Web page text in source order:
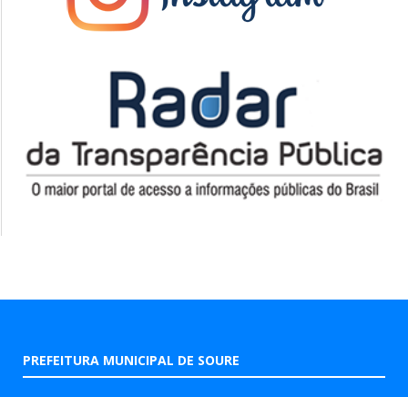
PREFEITURA MUNICIPAL DE SOURE